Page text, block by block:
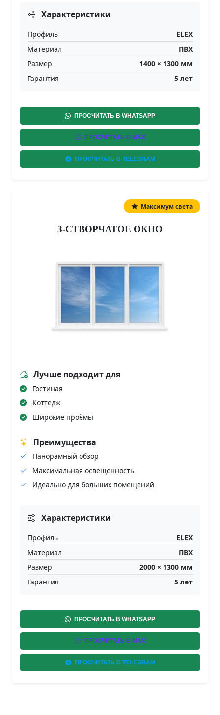
Характеристики
Профиль
ELEX
Материал
ПВХ
Размер
1400 × 1300 мм
Гарантия
5 лет
ПРОСЧИТАТЬ В WHATSAPP
ПРОСЧИТАТЬ В MAX
ПРОСЧИТАТЬ В TELEGRAM
Максимум света
3-СТВОРЧАТОЕ ОКНО
Лучше подходит для
Гостиная
Коттедж
Широкие проёмы
Преимущества
Панорамный обзор
Максимальная освещённость
Идеально для больших помещений
Характеристики
Профиль
ELEX
Материал
ПВХ
Размер
2000 × 1300 мм
Гарантия
5 лет
ПРОСЧИТАТЬ В WHATSAPP
ПРОСЧИТАТЬ В MAX
ПРОСЧИТАТЬ В TELEGRAM